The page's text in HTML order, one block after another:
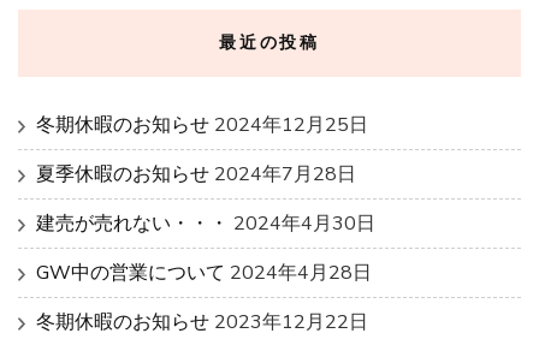
最近の投稿
冬期休暇のお知らせ 2024年12月25日
夏季休暇のお知らせ 2024年7月28日
建売が売れない・・・ 2024年4月30日
GW中の営業について 2024年4月28日
冬期休暇のお知らせ 2023年12月22日